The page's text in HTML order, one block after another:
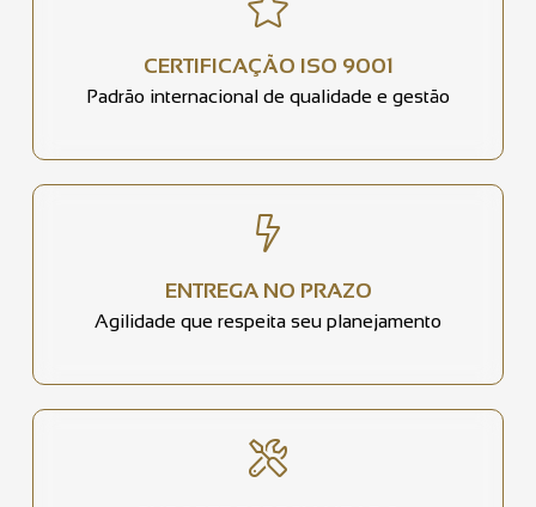
CERTIFICAÇÃO ISO 9001
Padrão internacional de qualidade e gestão
ENTREGA NO PRAZO
Agilidade que respeita seu planejamento